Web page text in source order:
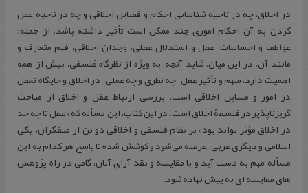
در اخلاق، چه در ناحیه شناسایی احکام و فضایل اخلاقی و چه در ناحیه عمل
کردن به آن احکام اموری چند ممکن است تأثیر داشته باشد، از جمله:
عواطف و احساسات، عقل و استدلال عقلی، وجدان اخلاقی، فهم متعارف و
مانند آن. در این میان، شاید آنچه، به ویژه از نظرگاه فلسفی، بیش از همه
اهمیت دارد، سهم و تأثیر عقل – چه نظری و چه عملی – در اخلاق و جایگاه تعقل
در امور و مسایل اخلاقی است. بررسی ارتباط عقل و اخلاق از مباحث
گریزناپذیر در فلسفۀ اخلاق است. در این کتاب، این مسأله که «عقل تا چه حد
در اخلاق مؤثر تواند بود» بر نظام فلسفی و اخلاقی دو تن از متفکران، یکی
اسلامی و دیگری غربی، عرضه می‌شود و کوشش شده تا پاسخ هر کدام به این
مسأله مهم به دست آید و با مقایسه و نقد آرای آنان، گامی در راه پژوهش
های مقایسه ای به پیش نهاده شود.